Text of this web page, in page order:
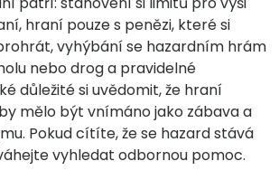
hraní pouze s penězi, které si
vyhýbání se hazardním hrám
nebo drog a pravidelné
důležité si uvědomit, že hraní
mělo být vnímáno jako zábava a
Pokud cítíte, že se hazard stává
vyhledat odbornou pomoc.